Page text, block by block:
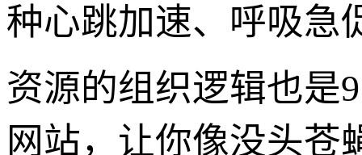
种心跳加速、呼吸急
资源的组织逻辑也是
网站，让你像没头苍